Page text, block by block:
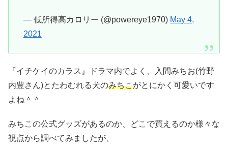
— 低所得高カロリー (@powereye1970) May 4,
2021
『イチケイのカラス』ドラマ内でよく、入間みちお(竹野
内豊さん)とたわむれる犬のみちこがとにかく可愛いです
よね＾＾
みちこの公式グッズがあるのか、どこで買えるのか様々な
視点から調べてみましたが、